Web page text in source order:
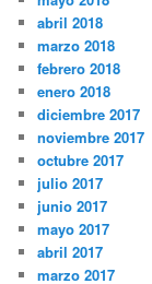
abril 2018
marzo 2018
febrero 2018
enero 2018
diciembre 2017
noviembre 2017
octubre 2017
julio 2017
junio 2017
mayo 2017
abril 2017
marzo 2017